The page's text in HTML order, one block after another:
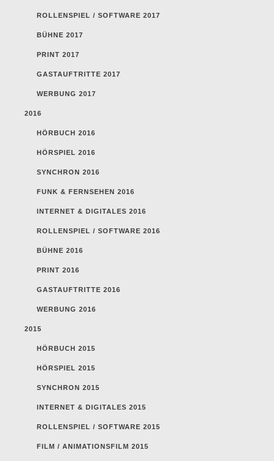
ROLLENSPIEL / SOFTWARE 2017
BÜHNE 2017
PRINT 2017
GASTAUFTRITTE 2017
WERBUNG 2017
2016
HÖRBUCH 2016
HÖRSPIEL 2016
SYNCHRON 2016
FUNK & FERNSEHEN 2016
INTERNET & DIGITALES 2016
ROLLENSPIEL / SOFTWARE 2016
BÜHNE 2016
PRINT 2016
GASTAUFTRITTE 2016
WERBUNG 2016
2015
HÖRBUCH 2015
HÖRSPIEL 2015
SYNCHRON 2015
INTERNET & DIGITALES 2015
ROLLENSPIEL / SOFTWARE 2015
FILM / ANIMATIONSFILM 2015